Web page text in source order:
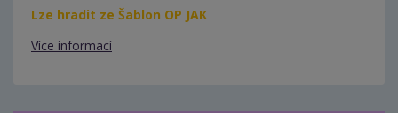
Lze hradit ze Šablon OP JAK
Více informací